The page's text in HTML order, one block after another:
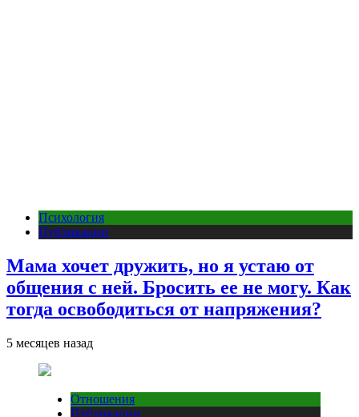
Психология
Публикации
Мама хочет дружить, но я устаю от
общения с ней. Бросить ее не могу. Как
тогда освободиться от напряжения?
5 месяцев назад
Отношения
Публикации